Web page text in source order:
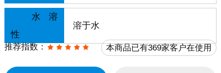
水溶
性
溶于水
推荐指数： 本商品已有369家客户在使用